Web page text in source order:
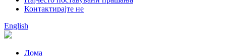
Контактирајте не
English
Дома